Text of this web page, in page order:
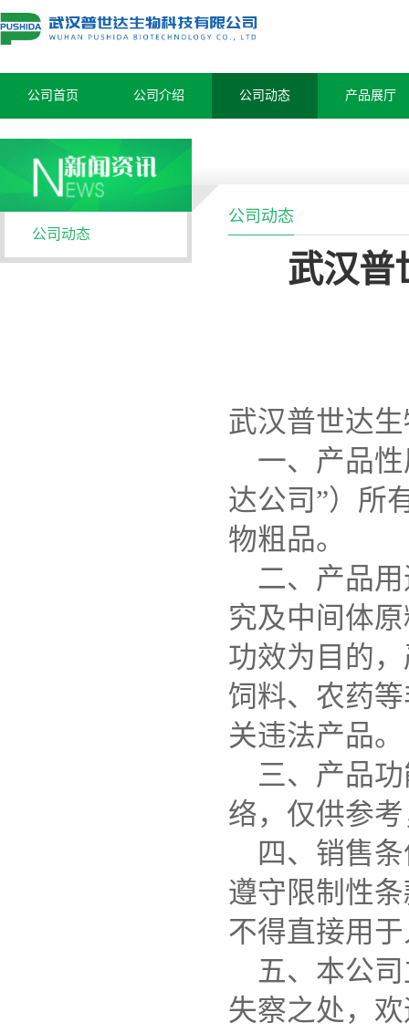
公司首页 公司介绍 公司动态 产品展厅
公司动态
公司动态
武汉普
武汉普世达
一、产品
达公司”）所
物粗品。
二、产品
究及中间体
功效为目的
饲料、农药
关违法产品。
三、产品
络，仅供参
四、销售
遵守限制性
不得直接用
五、本公
失察之处，